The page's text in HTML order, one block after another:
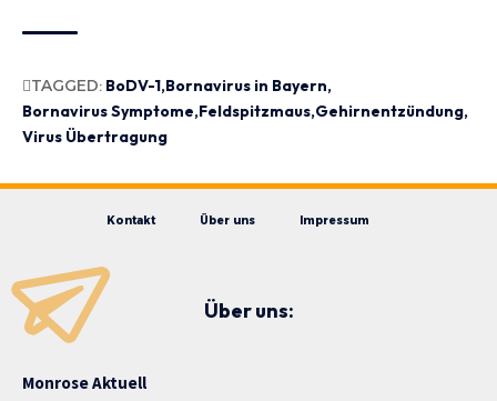
TAGGED: BoDV-1 Bornavirus in Bayern
Bornavirus Symptome Feldspitzmaus Gehirnentzündung
Virus Übertragung
Kontakt Über uns Impressum
Über uns:
Monrose Aktuell